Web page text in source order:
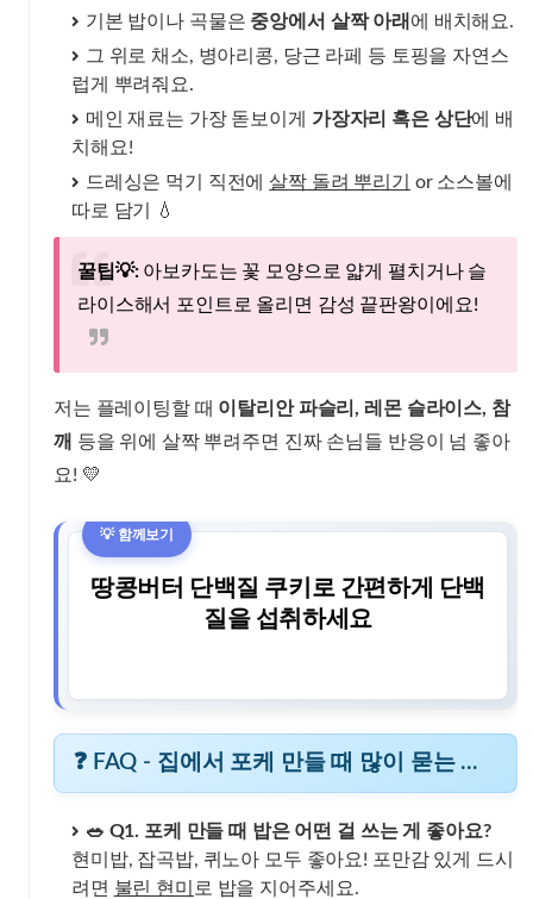
기본 밥이나 곡물은 중앙에서 살짝 아래 에 배치해요.
그 위로 채소, 병아리콩, 당근 라페 등 토핑을 자연스
럽게 뿌려줘요.
메인 재료는 가장 돋보이게 가장자리 혹은 상단에 배
치해요!
드레싱은 먹기 직전에살짝 돌려 뿌리기
or 소스볼에
따로 담기 💧
꿀팁💡:아보카도는 꽃 모양으로 얇게 펼치거나 슬
라이스해서 포인트로 올리면 감성 끝판왕이에요!
저는 플레이팅할 때 이탈리안 파슬리, 레몬 슬라이스, 참
깨 등을 위에 살짝 뿌려주면 진짜 손님들 반응이 넘 좋아
요! 💛
땅콩버터 단백질 쿠키로 간편하게 단백
질을 섭취하세요
❓ FAQ - 집에서 포케 만들 때 많이 묻는 질문들!
🥗 Q1. 포케 만들 때 밥은 어떤 걸 쓰는 게 좋아요?
현미밥, 잡곡밥, 퀴노아 모두 좋아요! 포만감 있게 드시
려면 불린 현미
로 밥을 지어주세요.